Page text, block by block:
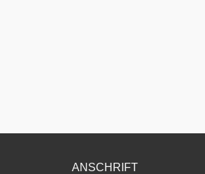
ANSCHRIFT